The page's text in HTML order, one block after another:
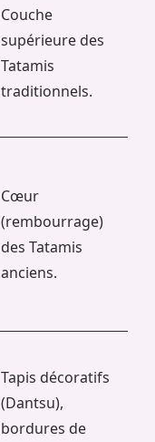
Couche
supérieure des
Tatamis
traditionnels.
Cœur
(rembourrage)
des Tatamis
anciens.
Tapis décoratifs
(Dantsu),
bordures de